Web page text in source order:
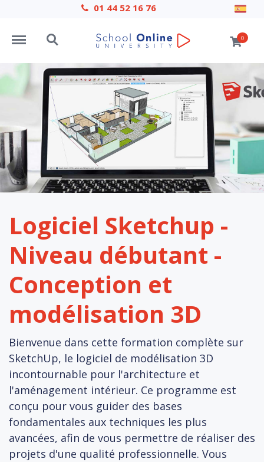
01 44 52 16 76
Menu Search 0
Logiciel Sketchup -
Niveau débutant -
Conception et
modélisation 3D
Bienvenue dans cette formation complète sur
SketchUp, le logiciel de modélisation 3D
incontournable pour l'architecture et
l'aménagement intérieur. Ce programme est
conçu pour vous guider des bases
fondamentales aux techniques les plus
avancées, afin de vous permettre de réaliser des
projets d'une qualité professionnelle. Vous